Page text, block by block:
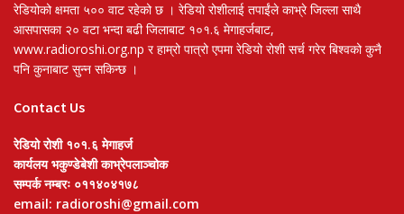
रेडियोको क्षमता ५०० वाट रहेको छ । रेडियो रोशीलाई तपाईंले काभ्रे जिल्ला साथै
आसपासका २० वटा भन्दा बढी जिलाबाट १०१.६ मेगाहर्जबाट,
www.radioroshi.org.np र हाम्रो पात्रो एपमा रेडियो रोशी सर्च गरेर बिश्वको कुनै
पनि कुनाबाट सुन्न सकिन्छ ।
Contact Us
रेडियो रोशी १०१.६ मेगाहर्ज
कार्यलय भकुण्डेबेशी काभ्रेपलाञ्चोक
सम्पर्क नम्बरः ०११४०४१७८
email: radioroshi@gmail.com